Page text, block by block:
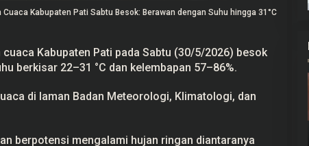
Cuaca Kabupaten Pati Sabtu Besok: Berawan dengan Suhu hingga 31°C
cuaca Kabupaten Pati pada Sabtu (30/5/2026) besok
berkisar 22–31 °C dan kelembapan 57–86%.
di laman Badan Meteorologi, Klimatologi, dan
berpotensi mengalami hujan ringan diantaranya
Ahmad
24 Calon Dubes Telah Jalani Fit and